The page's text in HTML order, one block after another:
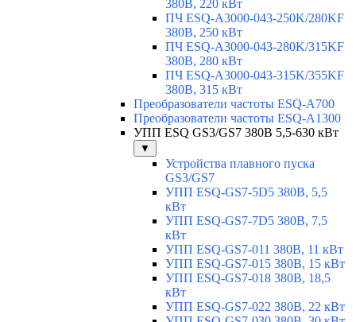
380В, 220 кВт
ПЧ ESQ-A3000-043-250K/280KF
380В, 250 кВт
ПЧ ESQ-A3000-043-280K/315KF
380В, 280 кВт
ПЧ ESQ-A3000-043-315K/355KF
380В, 315 кВт
Преобразователи частоты ESQ-A700
Преобразователи частоты ESQ-A1300
УПП ESQ GS3/GS7 380В 5,5-630 кВт
▼
Устройства плавного пуска
GS3/GS7
УПП ESQ-GS7-5D5 380В, 5,5
кВт
УПП ESQ-GS7-7D5 380В, 7,5
кВт
УПП ESQ-GS7-011 380В, 11 кВт
УПП ESQ-GS7-015 380В, 15 кВт
УПП ESQ-GS7-018 380В, 18,5
кВт
УПП ESQ-GS7-022 380В, 22 кВт